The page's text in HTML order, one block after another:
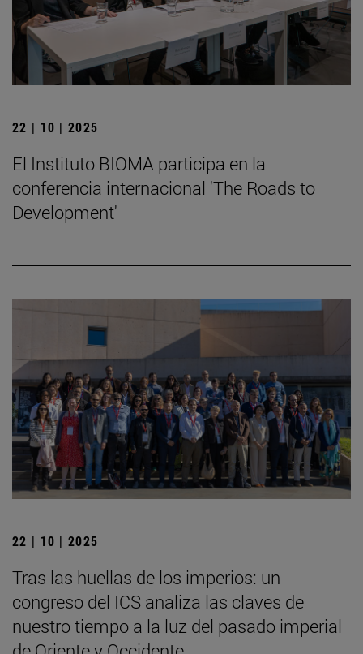
22 | 10 | 2025
El Instituto BIOMA participa en la
conferencia internacional 'The Roads to
Development'
22 | 10 | 2025
Tras las huellas de los imperios: un
congreso del ICS analiza las claves de
nuestro tiempo a la luz del pasado imperial